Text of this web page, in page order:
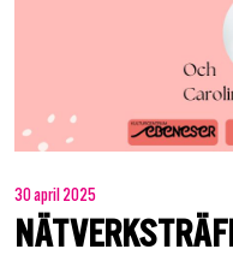
30 april 2025